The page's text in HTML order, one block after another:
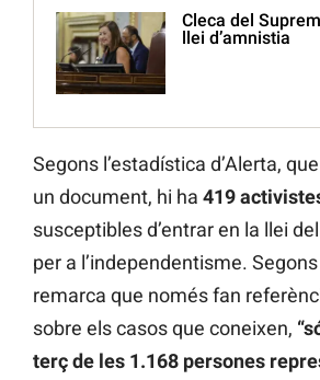
Cleca del
llei d’amnistia
Segons l’estadística d’Alerta,
un document, hi ha 419
susceptibles d’entrar en la llei
per a l’independentisme.
remarca que només fan
sobre els casos que coneixen,
terç de les 1.168 persones